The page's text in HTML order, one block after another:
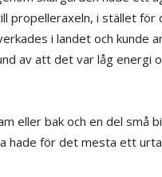
propelleraxeln, i stället för
i landet och kunde
av att det var låg energi
eller bak och en del små
hade för det mesta ett